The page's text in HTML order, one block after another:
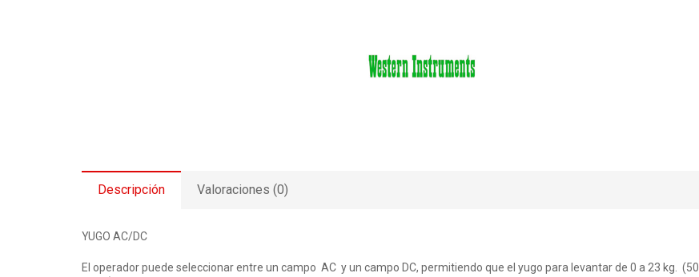
Descripción Valoraciones (0)
YUGO AC/DC
El operador puede seleccionar entre un campo AC y un campo DC, permitiendo que el yugo para levantar de 0 a 23 kg. (50